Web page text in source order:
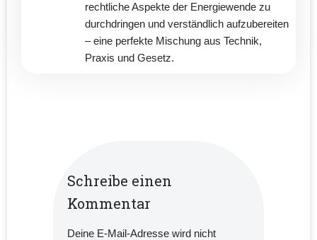
rechtliche Aspekte der Energiewende zu
durchdringen und verständlich aufzubereiten
– eine perfekte Mischung aus Technik,
Praxis und Gesetz.
Schreibe einen
Kommentar
Deine E-Mail-Adresse wird nicht